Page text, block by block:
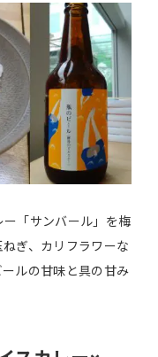
「サンバール」を梅
ぎ、カリフラワーな
ルの甘味と具の甘み